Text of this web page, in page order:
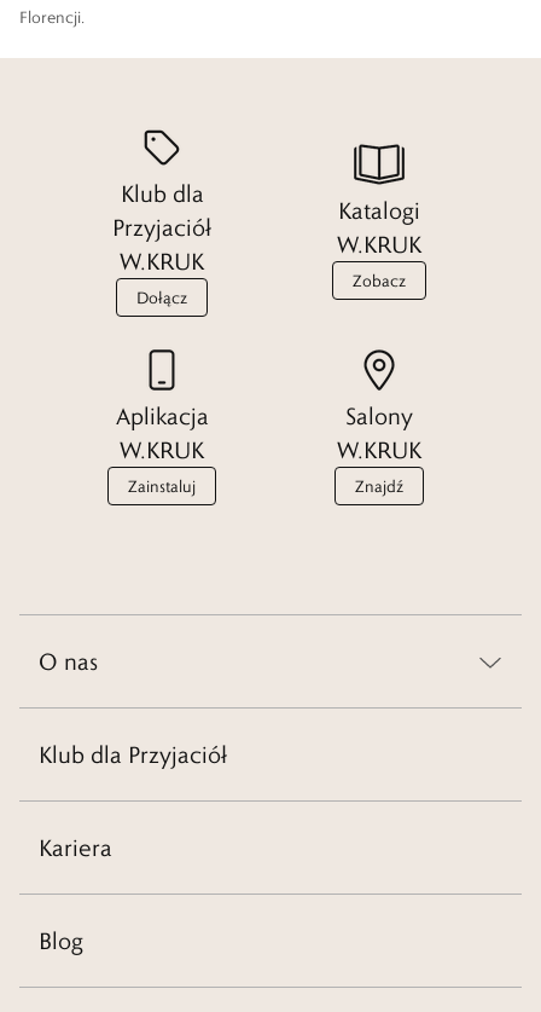
Florencji.
mieście szkołą zegarmistrzowską. Jakiś czas później sklep zmienia
swoją siedzibę i przenosi do Palazzo Arcivescovile na Piazza San
Giovanni. Na początku XX wieku zmienia swoją nazwę na “Orologeria
Klub dla
Przyjaciół
W.KRUK
Dołącz
Katalogi
W.KRUK
Zobacz
Aplikacja
W.KRUK
Zainstaluj
Salony
W.KRUK
Znajdź
O nas
Klub dla Przyjaciół
Kariera
Blog